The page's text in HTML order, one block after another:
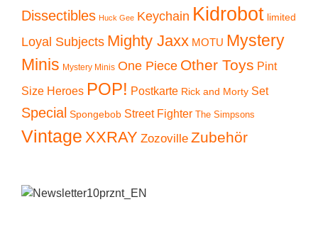
Dissectibles Huck Gee Keychain Kidrobot limited
Loyal Subjects Mighty Jaxx MOTU Mystery
Minis Mystery Minis One Piece Other Toys Pint
Size Heroes POP! Postkarte Rick and Morty Set
Special Spongebob Street Fighter The Simpsons
Vintage XXRAY Zozoville Zubehör